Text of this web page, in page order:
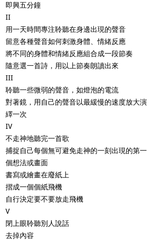
即興五分鐘
II
用一天時間專注聆聽在身邊出現的聲音
留意各種聲音如何刺激身體、情緒反應
將不同的身體和情緒反應組合成一段節奏
隨意選一首詩，用以上節奏朗讀出來
III
聆聽一些微弱的聲音，如燈泡的電流
對著鏡，用自己的聲音以最緩慢的速度放大演
繹一次
IV
不走神地聽完一首歌
捕捉自己每個無可避免走神的一刻出現的第一
個想法或畫面
書寫或繪畫在廢紙上
摺成一個個紙飛機
自行決定要不要放走飛機
V
閉上眼聆聽別人說話
去掉內容